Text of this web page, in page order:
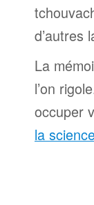
d’autres
La
l’on
occuper
la